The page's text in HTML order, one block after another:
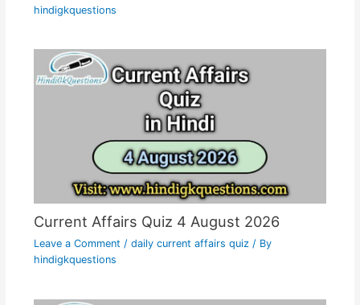
hindigkquestions
Current Affairs Quiz 4 August 2026
Leave a Comment / daily current affairs quiz/ By
hindigkquestions